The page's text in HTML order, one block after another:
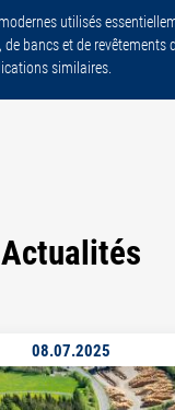
utilisés
bancs et de revêtements
similaires.
Actualités
08.07.2025